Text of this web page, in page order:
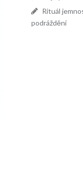
Rituál
podráždění